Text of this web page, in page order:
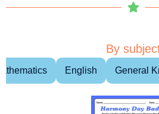
By
English General